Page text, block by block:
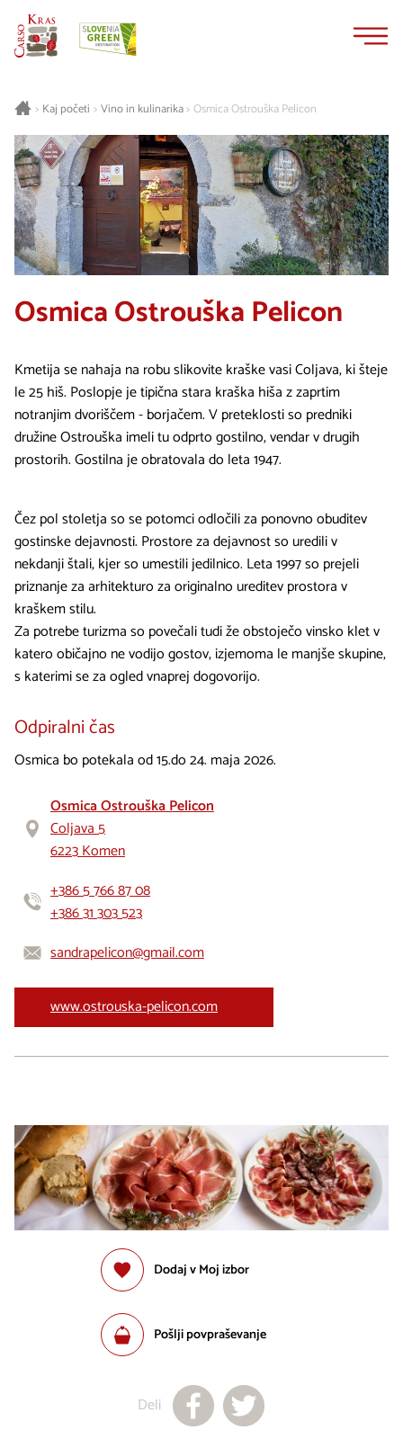
> Kaj početi > Vino in kulinarika>Osmica Ostrouška Pelicon
Osmica Ostrouška Pelicon
Kmetija se nahaja na robu slikovite kraške vasi Coljava, ki šteje
le 25 hiš. Poslopje je tipična stara kraška hiša z zaprtim
notranjim dvoriščem - borjačem. V preteklosti so predniki
družine Ostrouška imeli tu odprto gostilno, vendar v drugih
prostorih. Gostilna je obratovala do leta 1947.
Čez pol stoletja so se potomci odločili za ponovno obuditev
gostinske dejavnosti. Prostore za dejavnost so uredili v
nekdanji štali, kjer so umestili jedilnico. Leta 1997 so prejeli
priznanje za arhitekturo za originalno ureditev prostora v
kraškem stilu.
Za potrebe turizma so povečali tudi že obstoječo vinsko klet v
katero običajno ne vodijo gostov, izjemoma le manjše skupine,
s katerimi se za ogled vnaprej dogovorijo.
Odpiralni čas
Osmica bo potekala od 15.do 24. maja 2026.
Osmica Ostrouška Pelicon
Coljava 5
6223 Komen
+386 5 766 87 08
+386 31 303 523
sandrapelicon@gmail.com
www.ostrouska-pelicon.com
Dodaj v Moj izbor
Pošlji povpraševanje
Deli